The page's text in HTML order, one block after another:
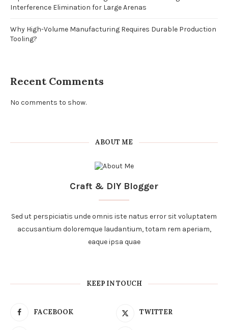
Interference Elimination for Large Arenas
Why High-Volume Manufacturing Requires Durable Production
Tooling?
Recent Comments
No comments to show.
ABOUT ME
Craft & DIY Blogger
Sed ut perspiciatis unde omnis iste natus error sit voluptatem
accusantium doloremque laudantium, totam rem aperiam,
eaque ipsa quae
KEEP IN TOUCH
FACEBOOK TWITTER